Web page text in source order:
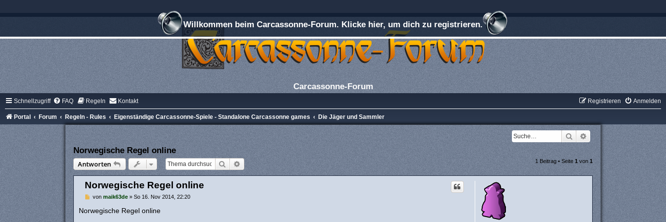
Willkommen beim Carcassonne-Forum. Klicke hier, um dich zu registrieren.
Carcassonne-Forum
Schnellzugriff FAQ Regeln Kontakt Anmelden
Registrieren
Portal Forum Regeln - Rules Eigenständige Carcassonne-Spiele - Standalone Carcassonne games Die Jäger und Sammler
Suche
Erweiterte Suche
Norwegische Regel online
Antworten
Suche Erweiterte Suche 1 Beitrag • Seite1 von1
Norwegische Regel online
B
i
von maik63de» So 16. Nov 2014, 22:20
Norwegische Regel online